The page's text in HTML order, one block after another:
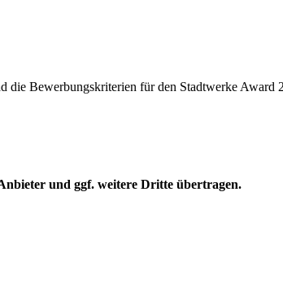
die Bewerbungskriterien für den Stadtwerke Award
und ggf. weitere Dritte übertragen.